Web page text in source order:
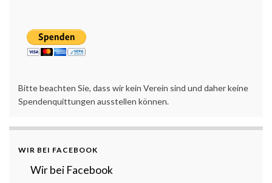
Bitte beachten Sie, dass wir kein Verein sind und daher keine
Spendenquittungen ausstellen können.
WIR BEI FACEBOOK
Wir bei Facebook